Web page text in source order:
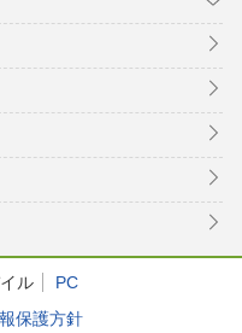
ル
PC
保護方針